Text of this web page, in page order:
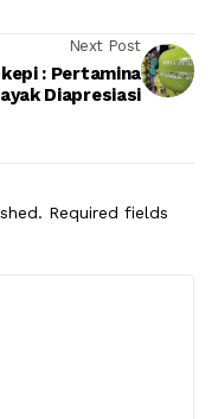
Next Post
: Pertamina
Diapresiasi
Required fields